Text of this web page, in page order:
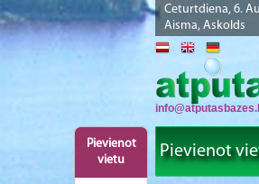
Ceturtdiena, 6.
Aisma, Askolds
Pievienot
vietu
Pievienot